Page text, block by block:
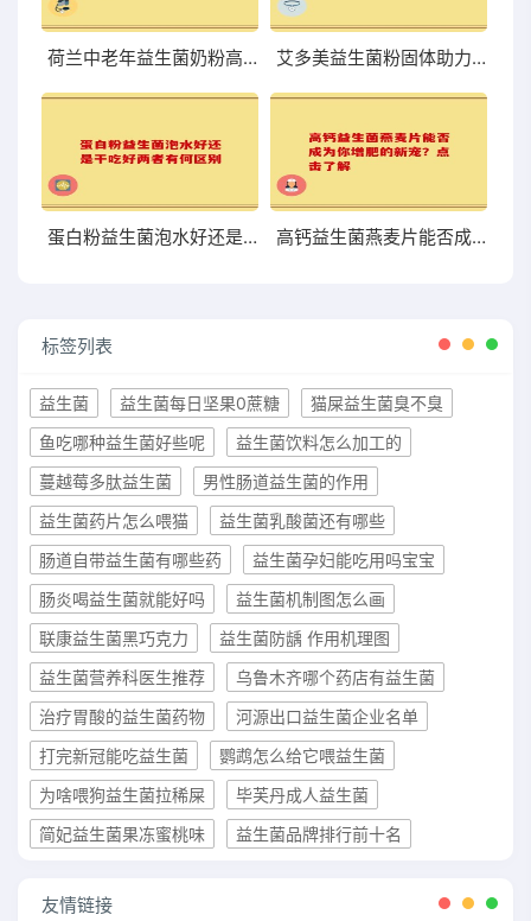
荷兰中老年益生菌奶粉高硒 助力中老年健康的优质选择 艾多美益生菌粉固体助力肠道健康提升的理想选择
蛋白粉益生菌泡水好还是干吃好两者有何区别 高钙益生菌燕麦片能否成为你增肥的新宠？点击了解
标签列表
益生菌 益生菌每日坚果0蔗糖
猫屎益生菌臭不臭
鱼吃哪种益生菌好些呢
益生菌饮料怎么加工的
蔓越莓多肽益生菌
男性肠道益生菌的作用
益生菌药片怎么喂猫
益生菌乳酸菌还有哪些
肠道自带益生菌有哪些药
益生菌孕妇能吃用吗宝宝
肠炎喝益生菌就能好吗
益生菌机制图怎么画
联康益生菌黑巧克力
益生菌防龋 作用机理图
益生菌营养科医生推荐
乌鲁木齐哪个药店有益生菌
治疗胃酸的益生菌药物
河源出口益生菌企业名单
打完新冠能吃益生菌
鹦鹉怎么给它喂益生菌
为啥喂狗益生菌拉稀屎
毕芙丹成人益生菌
简妃益生菌果冻蜜桃味
益生菌品牌排行前十名
友情链接